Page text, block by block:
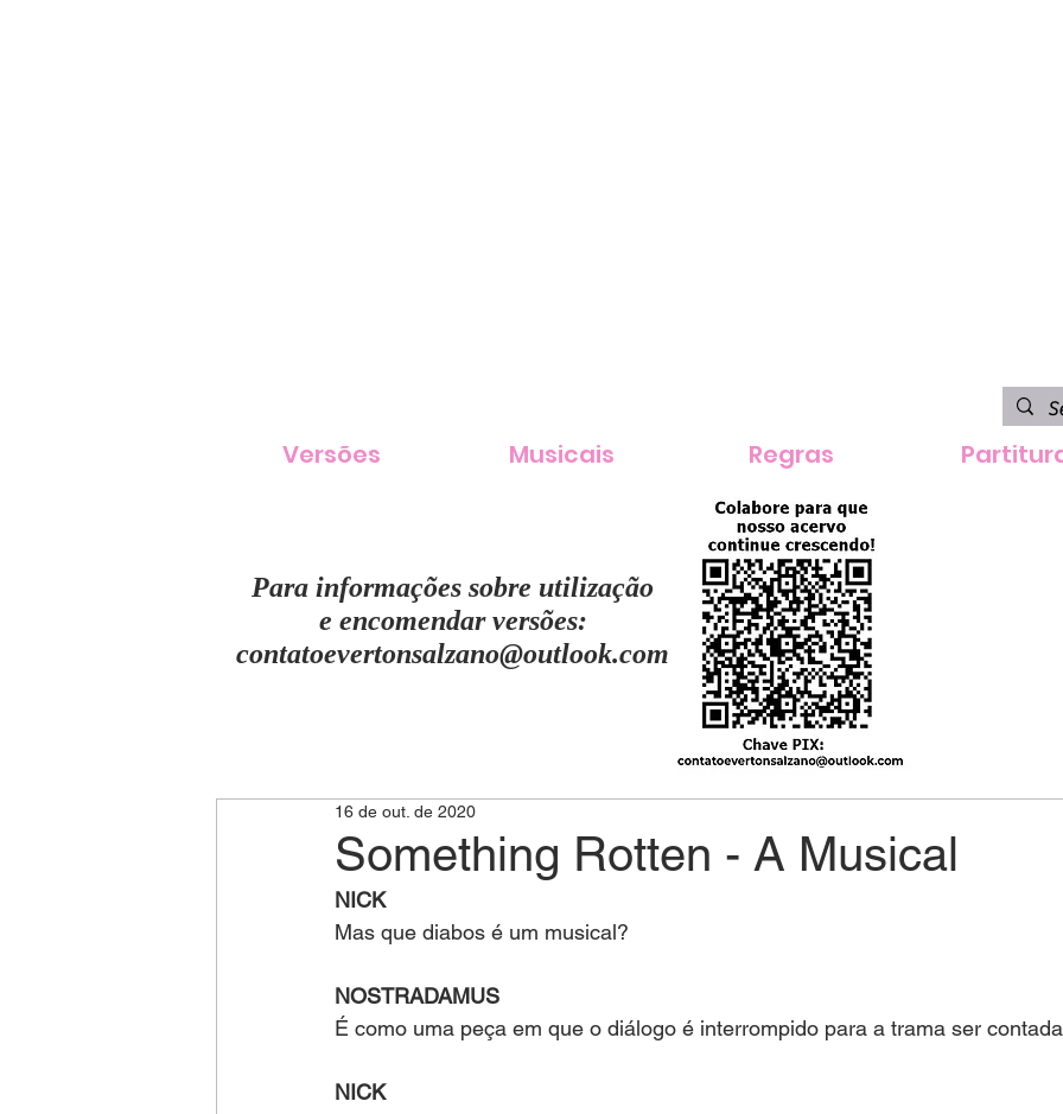
Versões Musicais Regras
Para informações sobre utilização
e encomendar versões:
contatoevertonsalzano@outlook.com
Something Rotten - A Musical
16 de out. de 2020
NICK
Mas que diabos é um musical?
NOSTRADAMUS
É como uma peça em que o diálogo é interrompido para a trama ser
NICK